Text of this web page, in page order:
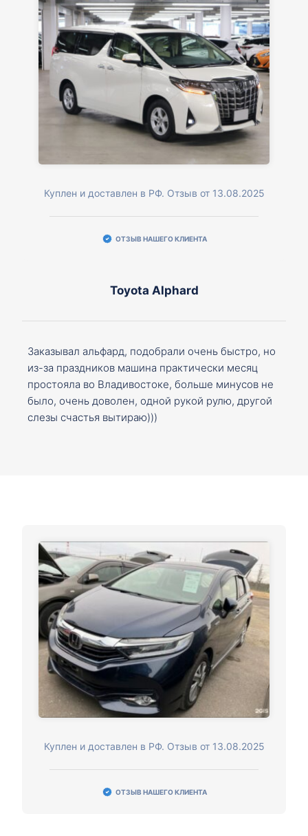
Куплен и доставлен в РФ. Отзыв от 13.08.2025
ОТЗЫВ НАШЕГО КЛИЕНТА
Toyota Alphard
Заказывал альфард, подобрали очень быстро, но
из-за праздников машина практически месяц
простояла во Владивостоке, больше минусов не
было, очень доволен, одной рукой рулю, другой
слезы счастья вытираю)))
Куплен и доставлен в РФ. Отзыв от 13.08.2025
ОТЗЫВ НАШЕГО КЛИЕНТА